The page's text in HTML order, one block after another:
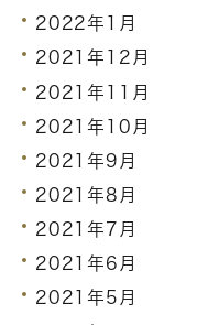
2022年1月
2021年12月
2021年11月
2021年10月
2021年9月
2021年8月
2021年7月
2021年6月
2021年5月